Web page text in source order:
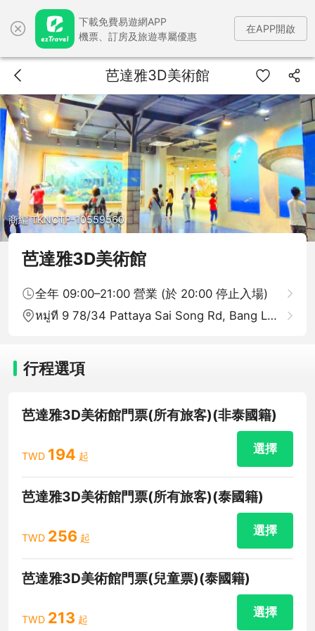
下載免費易遊網APP
機票、訂房及旅遊專屬優惠
在APP開啟
芭達雅3D美術館
商編 TKNCTP-10559560
芭達雅3D美術館
全年 09:00–21:00 營業 (於 20:00 停止入場)
หมู่ที่ 9 78/34 Pattaya Sai Song Rd, Bang Lamung
行程選項
芭達雅3D美術館門票(所有旅客)(非泰國籍)
TWD 194 起
選擇
芭達雅3D美術館門票(所有旅客)(泰國籍)
TWD 256 起
選擇
芭達雅3D美術館門票(兒童票)(泰國籍)
TWD 213 起
選擇